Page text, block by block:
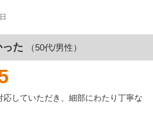
った （50代/男性）
していただき、細部にわたり丁寧な